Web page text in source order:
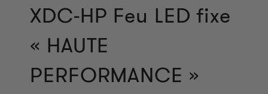
XDC-HP Feu LED fixe
« HAUTE
PERFORMANCE »